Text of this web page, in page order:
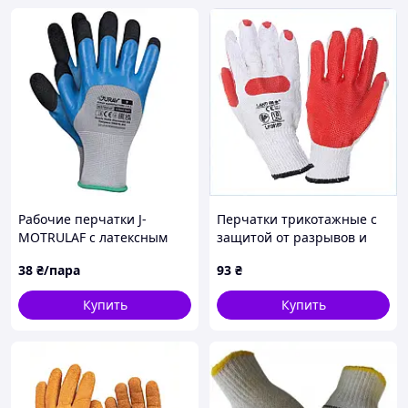
онлайн-оплата на Prom.ua - продавец получит
деньги, когда вы заберете товар в отделении
Новой Почты, если товар не подойдет или Вы
откажетесь от заказа, деньги вернутся вам на
карту;
Способ доставки:
самовывоз со склада;
Новая почта;
Укрпочта;
Рабочие перчатки J-
MOTRULAF с латексным
38 ₴/пара
Купить
Перчатки трикотажные с
защитой от разрывов и
93 ₴
Купить